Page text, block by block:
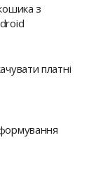
з
платні